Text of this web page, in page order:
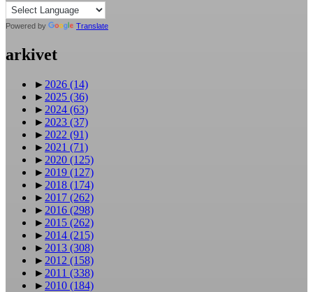
Powered by Translate
arkivet
► 2026 (14)
► 2025 (36)
► 2024 (63)
► 2023 (37)
► 2022 (91)
► 2021 (71)
► 2020 (125)
► 2019 (127)
► 2018 (174)
► 2017 (262)
► 2016 (298)
► 2015 (262)
► 2014 (215)
► 2013 (308)
► 2012 (158)
► 2011 (338)
► 2010 (184)